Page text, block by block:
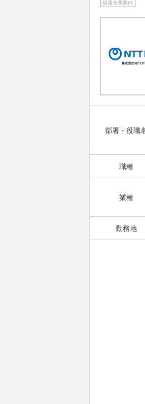
採用企業案件
部署・役職
職種
業種
勤務地